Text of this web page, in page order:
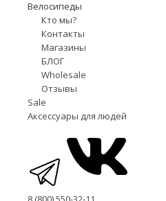
Велосипеды
Кто мы?
Контакты
Магазины
БЛОГ
Wholesale
Отзывы
Sale
Аксессуары для людей